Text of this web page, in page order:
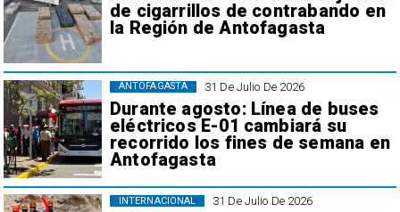
de cigarrillos de contrabando en
la Región de Antofagasta
31 De Julio De 2026
Durante agosto: Línea de buses
eléctricos E-01 cambiará su
recorrido los fines de semana en
Antofagasta
ANTOFAGASTA
31 De Julio De 2026
INTERNACIONAL